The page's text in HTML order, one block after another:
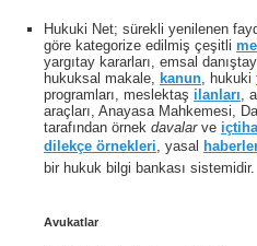
Hukuki Net; sürekli yenilenen
göre kategorize edilmiş çeşitli
yargıtay kararları, emsal
hukuksal makale,
kanun , hukuki
programları, meslektaş ilanları ,
araçları, Anayasa Mahkemesi,
tarafından örnek davalarve
dilekçe örnekleri , yasal
bir hukuk bilgi bankası sistemidir.
Avukatlar